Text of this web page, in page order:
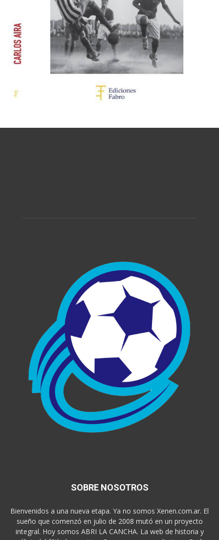
SOBRE NOSOTROS
Bienvenidos a una nueva etapa. Ya no somos Xenen.com.ar. El
sueño que comenzó en julio de 2008 mutó en un proyecto
integral. Hoy somos ABRI LA CANCHA. La web de historia y